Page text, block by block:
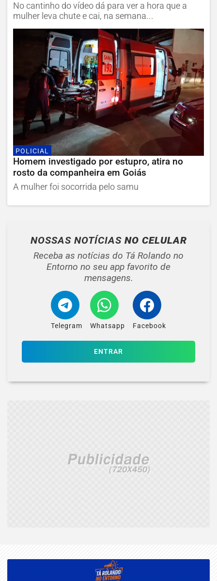
No cantinho do vídeo dá para ver a hora que a
mulher leva chute e cai, na semana...
POLICIAL
Homem investigado por estupro, atira no
rosto da companheira em Goiás
A mulher foi socorrida pelo samu
NOSSAS NOTÍCIAS NO CELULAR
Receba as notícias do Tá Rolando no
Entorno no seu app favorito de
mensagens.
Telegram Whatsapp Facebook
ENTRAR